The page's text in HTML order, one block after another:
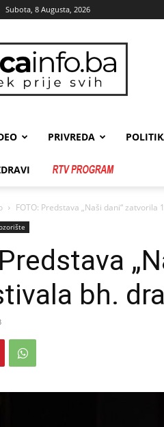
Subota, 8 Augusta, 2026
zenicainfo.ba
PRIVREDA
FOTO: Predstava „Naši dani“
bh.